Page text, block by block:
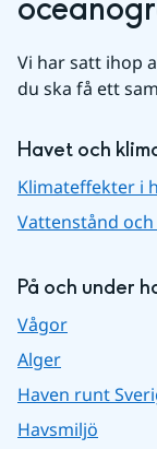
Vi har satt ihop
du ska få ett
Havet och
Klimateffekter i
Vattenstånd
På och under
Vågor
Alger
Haven runt
Havsmiljö